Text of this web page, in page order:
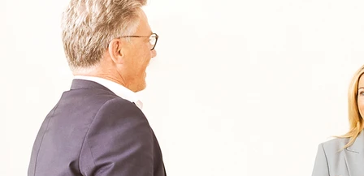
Informationen
Für Patienten
Für Zuweiser
Für Angehörige
Über Oberberg
Kliniken für Kinder & Jugendlichen
Krankheitsbilder & Therapien